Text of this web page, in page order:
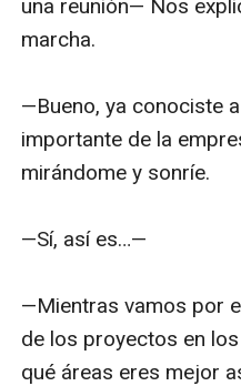
una reunión— Nos
marcha.
—Bueno, ya conociste
importante de la
mirándome y sonríe.
—Sí, así es…—
—Mientras vamos por
de los proyectos en
qué áreas eres mejor